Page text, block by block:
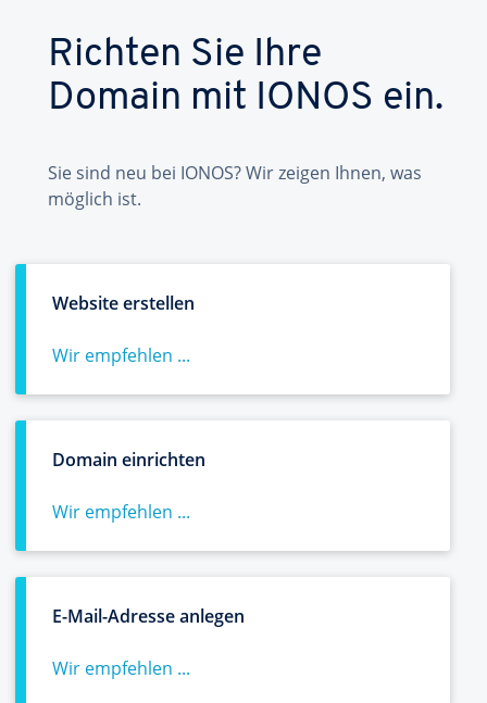
Richten Sie Ihre
Domain mit IONOS ein.
Sie sind neu bei IONOS? Wir zeigen Ihnen, was
möglich ist.
Website erstellen
Wir empfehlen ...
Domain einrichten
Wir empfehlen ...
E-Mail-Adresse anlegen
Wir empfehlen ...